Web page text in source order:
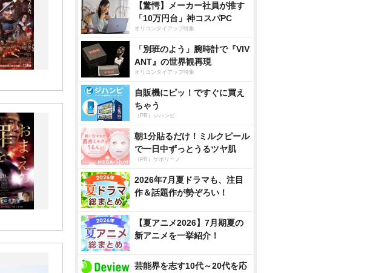
【驚愕】メーカー社員が推す
「10万円台」神コスパPC
オリコンタイアップ特集
「別班のよう」腕時計で『VIV
ANT』の世界観再現
オリコンタイアップ特集
自販機にピッ！ですぐに買え
ちゃう
（PR）ジハンピ
朝1分貼るだけ！ミルクピール
で一日中ずっとうるツヤ肌
（PR）サボリーノ
2026年7月夏ドラマも、注目
作＆話題作が勢ぞろい！
【夏アニメ2026】7月期夏の
新アニメを一挙紹介！
芸能界を志す10代～20代を応